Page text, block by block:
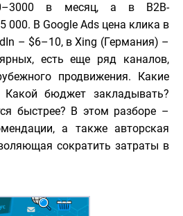
в месяц, а в B2B-
000. В Google Ads цена клика в
– $6–10, в Xing (Германия) –
есть еще ряд каналов,
продвижения. Какие
бюджет закладывать?
быстрее? В этом разборе –
а также авторская
сократить затраты в